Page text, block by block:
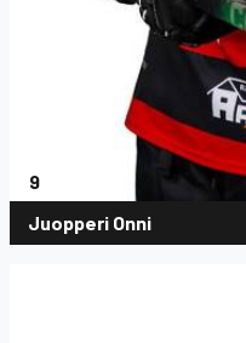
9
Juopperi Onni